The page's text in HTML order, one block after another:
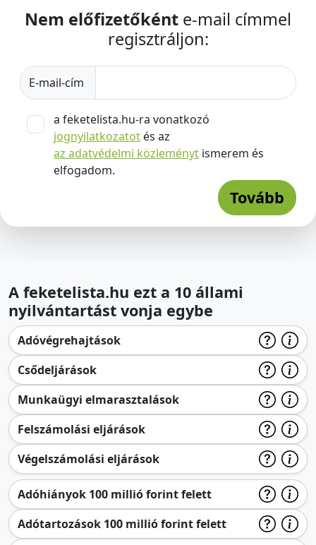
Nem előfizetőként e-mail címmel
regisztráljon:
E-mail-cím
a feketelista.hu-ra vonatkozó
jognyilatkozatot és az
az adatvédelmi közleményt ismerem és
elfogadom.
Tovább
A feketelista.hu ezt a 10 állami
nyilvántartást vonja egybe
Adóvégrehajtások
Csődeljárások
Munkaügyi elmarasztalások
Felszámolási eljárások
Végelszámolási eljárások
Adóhiányok 100 millió forint felett
Adótartozások 100 millió forint felett